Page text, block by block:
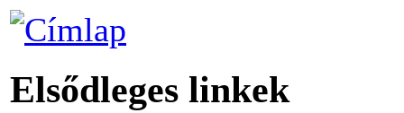
Elsődleges linkek